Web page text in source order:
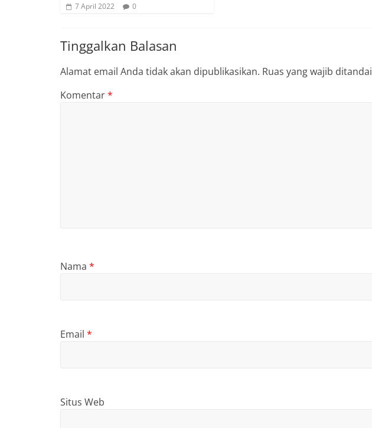
7 April 2022 0
Tinggalkan Balasan
Alamat email Anda tidak akan dipublikasikan. Ruas yang wajib ditandai
Komentar*
Nama *
Email *
Situs Web